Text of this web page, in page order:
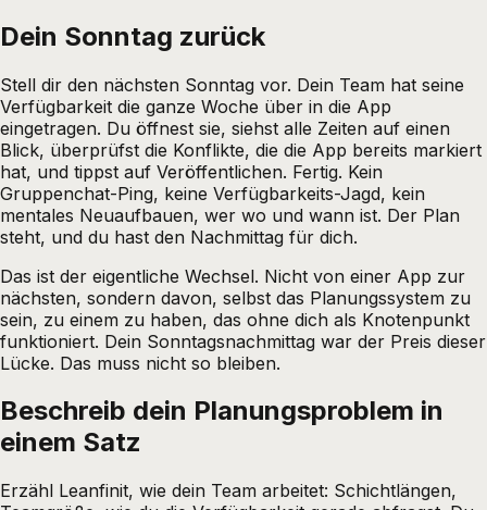
Dein Sonntag zurück
Stell dir den nächsten Sonntag vor. Dein Team hat seine
Verfügbarkeit die ganze Woche über in die App
eingetragen. Du öffnest sie, siehst alle Zeiten auf einen
Blick, überprüfst die Konflikte, die die App bereits markiert
hat, und tippst auf Veröffentlichen. Fertig. Kein
Gruppenchat-Ping, keine Verfügbarkeits-Jagd, kein
mentales Neuaufbauen, wer wo und wann ist. Der Plan
steht, und du hast den Nachmittag für dich.
Das ist der eigentliche Wechsel. Nicht von einer App zur
nächsten, sondern davon, selbst das Planungssystem zu
sein, zu einem zu haben, das ohne dich als Knotenpunkt
funktioniert. Dein Sonntagsnachmittag war der Preis dieser
Lücke. Das muss nicht so bleiben.
Beschreib dein Planungsproblem in
einem Satz
Erzähl Leanfinit, wie dein Team arbeitet: Schichtlängen,